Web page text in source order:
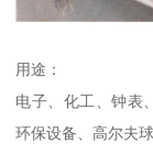
用途：
电子、化工、钟表
环保设备、高尔夫